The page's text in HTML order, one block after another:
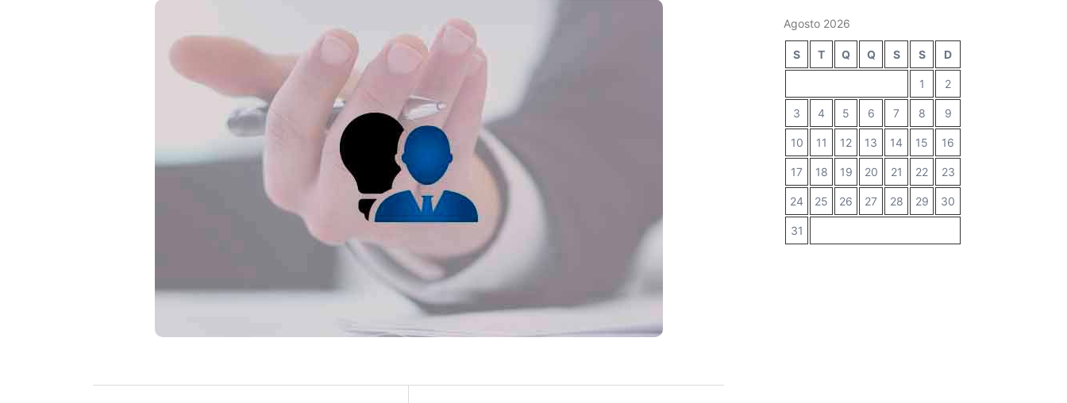
Agosto 2026
S T Q Q S S D
1 2
3 4 5 6 7 8 9
10 11 12 13 14 15 16
17 18 19 20 21 22 23
24 25 26 27 28 29 30
31